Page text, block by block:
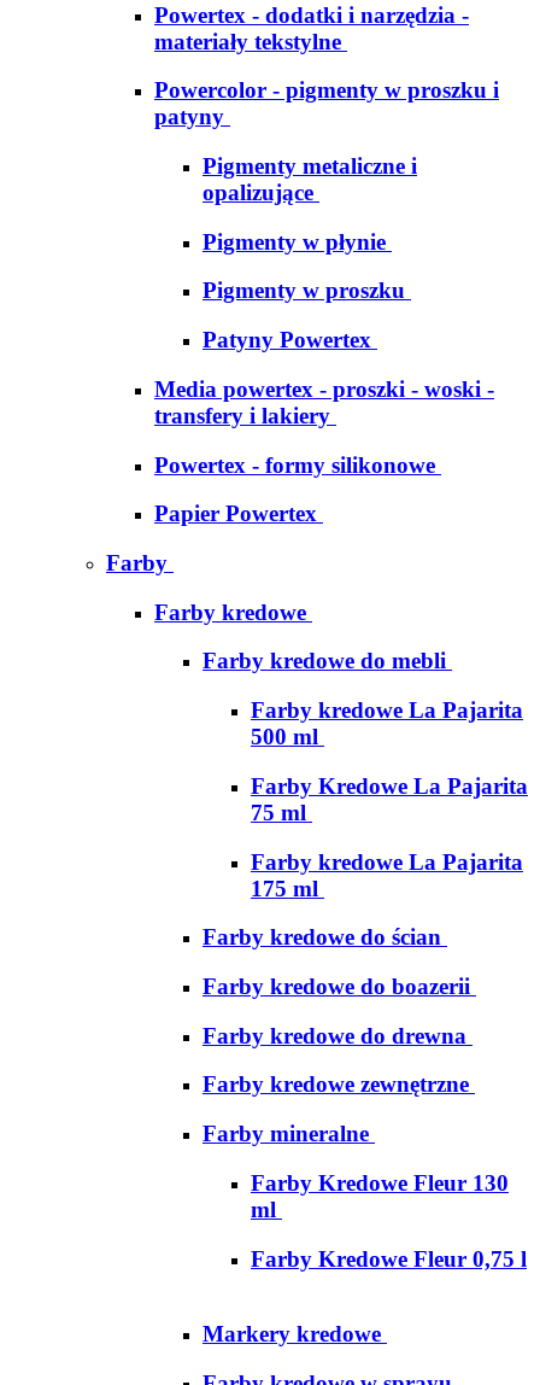
Powertex - dodatki i narzędzia -
materiały tekstylne
Powercolor - pigmenty w proszku i
patyny
Pigmenty metaliczne i
opalizujące
Pigmenty w płynie
Pigmenty w proszku
Patyny Powertex
Media powertex - proszki - woski -
transfery i lakiery
Powertex - formy silikonowe
Papier Powertex
Farby
Farby kredowe
Farby kredowe do mebli
Farby kredowe La Pajarita
500 ml
Farby Kredowe La Pajarita
75 ml
Farby kredowe La Pajarita
175 ml
Farby kredowe do ścian
Farby kredowe do boazerii
Farby kredowe do drewna
Farby kredowe zewnętrzne
Farby mineralne
Farby Kredowe Fleur 130
ml
Farby Kredowe Fleur 0,75 l
Markery kredowe